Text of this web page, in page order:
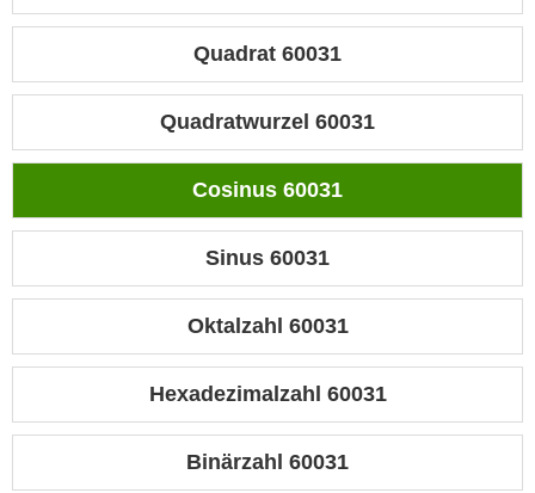
Quadrat 60031
Quadratwurzel 60031
Cosinus 60031
Sinus 60031
Oktalzahl 60031
Hexadezimalzahl 60031
Binärzahl 60031